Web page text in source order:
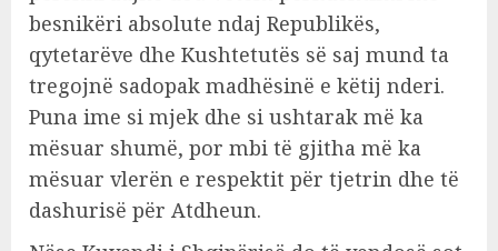
besnikëri absolute ndaj Republikës,
qytetarëve dhe Kushtetutës së saj mund ta
tregojnë sadopak madhësinë e këtij nderi.
Puna ime si mjek dhe si ushtarak më ka
mësuar shumë, por mbi të gjitha më ka
mësuar vlerën e respektit për tjetrin dhe të
dashurisë për Atdheun.